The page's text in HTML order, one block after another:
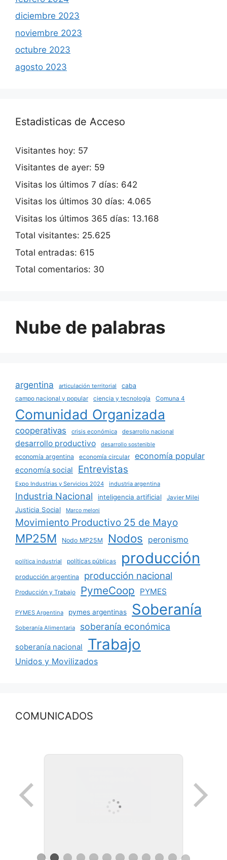
diciembre 2023
noviembre 2023
octubre 2023
agosto 2023
Estadisticas de Acceso
Visitantes hoy: 57
Visitantes de ayer: 59
Visitas los últimos 7 días: 642
Visitas los últimos 30 días: 4.065
Visitas los últimos 365 días: 13.168
Total visitantes: 25.625
Total entradas: 615
Total comentarios: 30
Nube de palabras
argentina articulación territorial
caba
campo nacional y popular
ciencia y tecnología Comuna 4
Comunidad Organizada
cooperativas crisis económica desarrollo nacional
desarrollo productivo desarrollo sostenible
economía argentina economía circular economía popular
economía social Entrevistas
Expo Industrias y Servicios 2024 industria argentina
Industria Nacional inteligencia artificial Javier Milei
Justicia Social Marco meloni
Movimiento Productivo 25 de Mayo
MP25M Nodo MP25M Nodos peronismo
política industrial políticas públicas producción
producción argentina producción nacional
Producción y Trabajo PymeCoop PYMES
PYMES Argentina pymes argentinas Soberanía
Soberanía Alimentaria soberanía económica
soberanía nacional Trabajo
Unidos y Movilizados
COMUNICADOS